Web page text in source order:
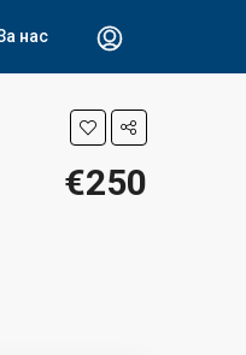
нас
€250